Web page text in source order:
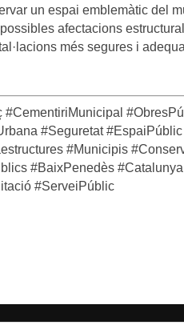
un espai emblemàtic del
afectacions
més segures i
#Seguretat #EspaiPúblic
#Municipis
#BaixPenedès #Catalunya
#ServeiPúblic